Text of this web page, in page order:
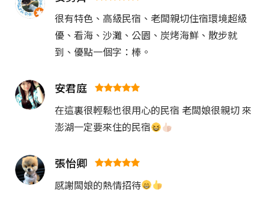
很有特色、高級民宿、老闆親切住宿環境超級
優、看海、沙灘、公園、炭烤海鮮、散步就
到、優點一個字：棒。
安君庭
在這裏很輕鬆也很用心的民宿 老闆娘很親切 來
澎湖一定要來住的民宿
張怡卿
感謝闆娘的熱情招待